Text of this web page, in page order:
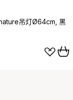
吊灯Ø64cm, 黑